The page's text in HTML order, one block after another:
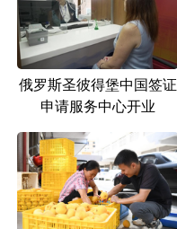
俄罗斯圣彼得堡中国签证
申请服务中心开业